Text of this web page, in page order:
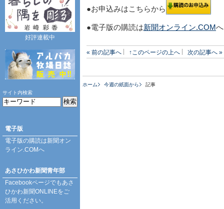
●お申込みはこちらから
●電子版の購読は新聞オンライン.COMへ
« 前の記事へ ↑このページの上へ 次の記事へ »
ホーム 今週の紙面から 記事
好評連載中
サイト内検索
電子版
電子版の購読は新聞オン
ライン.COMへ
あさひかわ新聞青年部
Facebookページでもあさ
ひかわ新聞ONLINEをご
活用ください。